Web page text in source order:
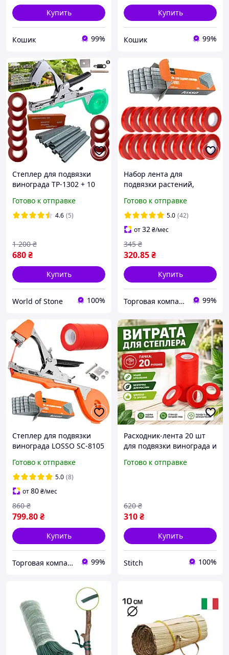
Купить
Кошик 99%
Купить
Кошик 99%
Степлер для подвязки
винограда TP-1302 + 10
садовый тапенер для
растений
Готово к отправке
4.6 (5)
680₴
1 200 ₴
Купить
World of Stone 100%
Набор лента для
подвязки растений,
11мм*25м, скобы для
тапенера
Готово к отправке
5.0 (42)
от32₴/мес
320.85₴
345 ₴
Купить
Торговая компания LOSSO 99%
Степлер для подвязки
винограда LOSSO SC-8105
лента для подвязки (10
шт)
Готово к отправке
5.0 (8)
от80₴/мес
799.80₴
860 ₴
Купить
Торговая компания LOSSO 99%
Расходник-лента 20 шт
для подвязки винограда и
садового тапенера
Готово к отправке
310₴
620 ₴
Купить
Stitch 100%